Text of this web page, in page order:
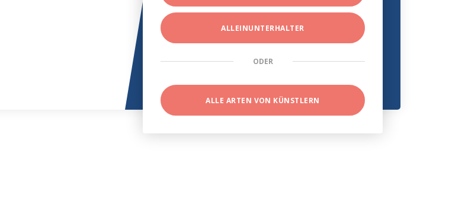
ALLEINUNTERHALTER
ODER
ALLE ARTEN VON KÜNSTLERN